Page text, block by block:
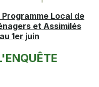
Local de
et Assimilés
1er juin